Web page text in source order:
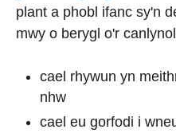
plant a phobl ifanc sy'n
mwy o berygl o'r
cael rhywun yn
nhw
cael eu gorfodi i